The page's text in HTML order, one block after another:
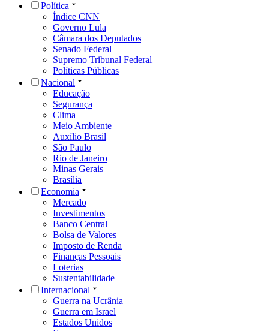
Política
Índice CNN
Governo Lula
Câmara dos Deputados
Senado Federal
Supremo Tribunal Federal
Políticas Públicas
Nacional
Educação
Segurança
Clima
Meio Ambiente
Auxílio Brasil
São Paulo
Rio de Janeiro
Minas Gerais
Brasília
Economia
Mercado
Investimentos
Banco Central
Bolsa de Valores
Imposto de Renda
Finanças Pessoais
Loterias
Sustentabilidade
Internacional
Guerra na Ucrânia
Guerra em Israel
Estados Unidos